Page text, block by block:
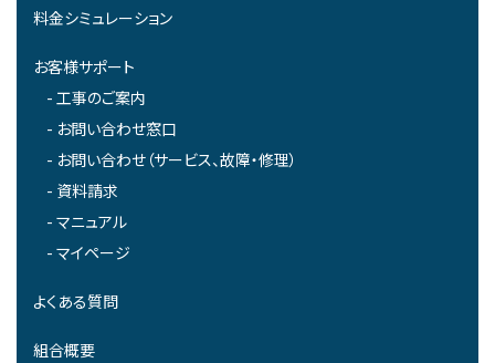
料金シミュレーション
お客様サポート
工事のご案内
お問い合わせ窓口
お問い合わせ（サービス、故障・修理）
資料請求
マニュアル
マイページ
よくある質問
組合概要